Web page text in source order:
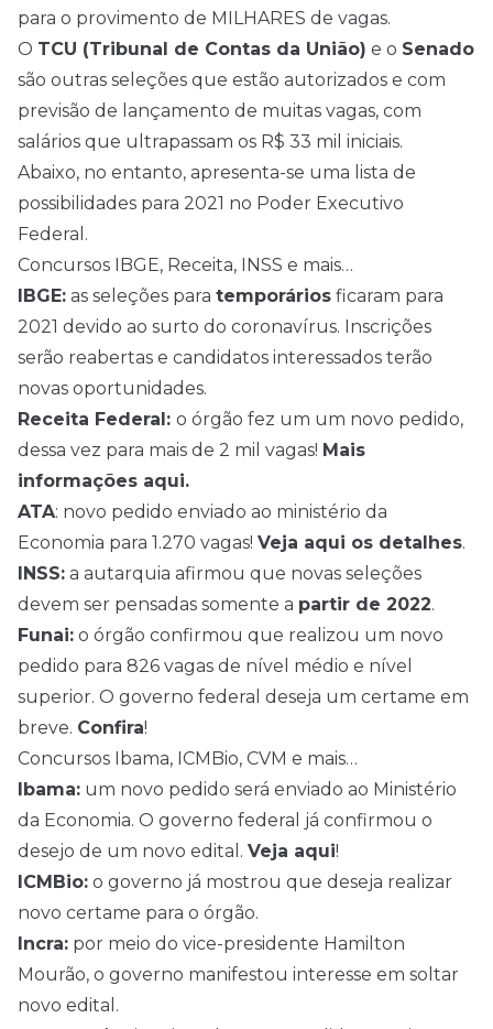
para o provimento de MILHARES de vagas.
O TCU (Tribunal de Contas da União) e o Senado
são outras seleções que estão autorizados e com
previsão de lançamento de muitas vagas, com
salários que ultrapassam os R$ 33 mil iniciais.
Abaixo, no entanto, apresenta-se uma lista de
possibilidades para 2021 no Poder Executivo
Federal.
Concursos IBGE, Receita, INSS e mais…
IBGE: as seleções para temporários ficaram para
2021 devido ao surto do coronavírus. Inscrições
serão reabertas e candidatos interessados terão
novas oportunidades.
Receita Federal: o órgão fez um um novo pedido,
dessa vez para mais de 2 mil vagas! Mais
informações aqui.
ATA: novo pedido enviado ao ministério da
Economia para 1.270 vagas! Veja aqui os detalhes.
INSS: a autarquia afirmou que novas seleções
devem ser pensadas somente a partir de 2022.
Funai: o órgão confirmou que realizou um novo
pedido para 826 vagas de nível médio e nível
superior. O governo federal deseja um certame em
breve. Confira!
Concursos Ibama, ICMBio, CVM e mais…
Ibama: um novo pedido será enviado ao Ministério
da Economia. O governo federal já confirmou o
desejo de um novo edital. Veja aqui!
ICMBio: o governo já mostrou que deseja realizar
novo certame para o órgão.
Incra: por meio do vice-presidente Hamilton
Mourão, o governo manifestou interesse em soltar
novo edital.